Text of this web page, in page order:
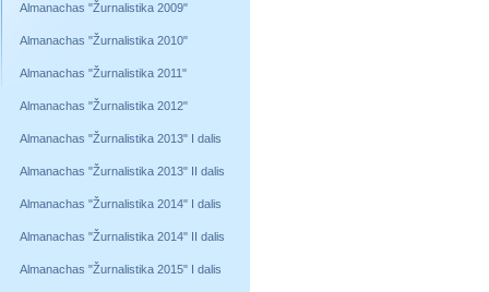
Almanachas "Žurnalistika 2009"
Almanachas "Žurnalistika 2010"
Almanachas "Žurnalistika 2011"
Almanachas "Žurnalistika 2012"
Almanachas "Žurnalistika 2013" I dalis
Almanachas "Žurnalistika 2013" II dalis
Almanachas "Žurnalistika 2014" I dalis
Almanachas "Žurnalistika 2014" II dalis
Almanachas "Žurnalistika 2015" I dalis